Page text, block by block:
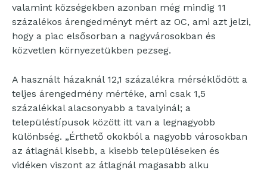
valamint községekben azonban még mindig 11
százalékos árengedményt mért az OC, ami azt jelzi,
hogy a piac elsősorban a nagyvárosokban és
közvetlen környezetükben pezseg.
A használt házaknál 12,1 százalékra mérséklődött a
teljes árengedmény mértéke, ami csak 1,5
százalékkal alacsonyabb a tavalyinál; a
településtípusok között itt van a legnagyobb
különbség. „Érthető okokból a nagyobb városokban
az átlagnál kisebb, a kisebb településeken és
vidéken viszont az átlagnál magasabb alku